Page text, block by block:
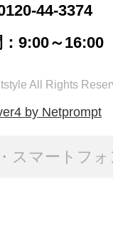
44-3374
9:00～16:00
All Rights
by Netprompt
・スマートフ